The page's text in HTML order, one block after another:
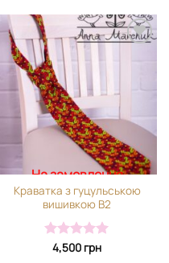
На замовлення
Краватка з гуцульською
вишивкою В2
Оцінено в
4,500 грн